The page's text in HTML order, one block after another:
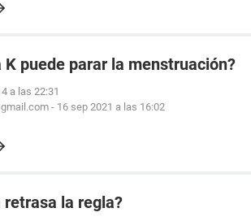
K puede parar la menstruación?
a las 22:31
- 16 sep 2021 a las 16:02
la regla?